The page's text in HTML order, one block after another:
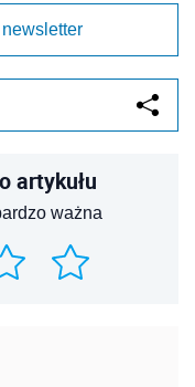
artykułu
ważna